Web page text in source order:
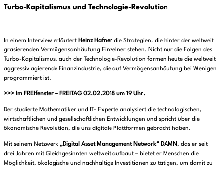
Turbo-Kapitalismus und Technologie-Revolution
In einem Interview erläutert Heinz Hafner die Strategien, die hinter der weltweit
grasierenden Vermögensanhäufung Einzelner stehen. Nicht nur die Folgen des
Turbo-Kapitalismus, auch der Technologie-Revolution formen heute die weltweit
aggressiv agierende Finanzindustrie, die auf Vermögensanhäufung bei Wenigen
programmiert ist.
>>> Im FREIfenster – FREITAG 02.02.2018 um 19 Uhr.
Der studierte Mathematiker und IT- Experte analysiert die technologischen,
wirtschaftlichen und gesellschaftlichen Entwicklungen und spricht über die
ökonomische Revolution, die uns digitale Plattformen gebracht haben.
Mit seinem Netzwerk „Digital Asset Management Network“ DAMN, das er seit
drei Jahren mit Gleichgesinnten weltweit aufbaut – bietet er Menschen die
Möglichkeit, ökologische und nachhaltige Investitionen zu tätigen, um damit zu